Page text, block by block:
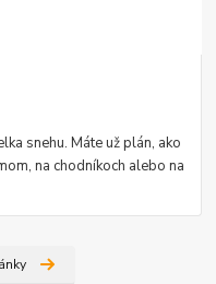
snehu. Máte už plán, ako
na chodníkoch alebo na